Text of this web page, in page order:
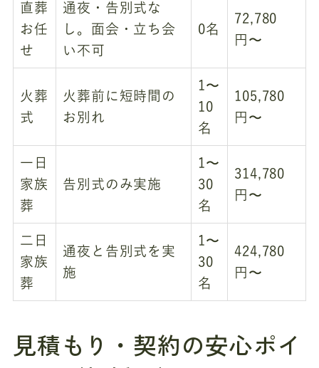
直葬
お任
せ
通夜・告別式な
し。面会・立ち会
い不可
0名
72,780
円〜
火葬
式
火葬前に短時間の
お別れ
1〜
10
名
105,780
円〜
一日
家族
葬
告別式のみ実施
1〜
30
名
314,780
円〜
二日
家族
葬
通夜と告別式を実
施
1〜
30
名
424,780
円〜
見積もり・契約の安心ポイ